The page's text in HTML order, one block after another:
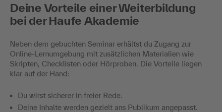
Deine Vorteile einer Weiterbildung
bei der Haufe Akademie
Neben dem gebuchten Seminar erhältst du Zugang zur
Online-Lernumgebung mit zusätzlichen Materialien wie
Skripten, Checklisten oder Hörproben. Die Vorteile liegen
klar auf der Hand:
Du wirst sicherer in freier Rede.
Deine Inhalte werden gezielt ans Publikum angepasst.